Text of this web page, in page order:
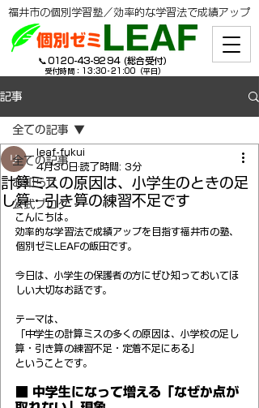
​福井市の個別学習塾／効率的な学習法で成績アップ
​📞 0120-43-9294(総合受付）
受付時間：13:30-21:00（平日）
記事
全ての記事
お知らせ
公式ブログ
全ての記事
計算ミスの原因は、小学生のときの足
し算・引き算の練習不足です
leaf-fukui
4月30日 読了時間: 3分
こんにちは。
効率的な学習法で成績アップを目指す福井市の塾、
個別ゼミLEAFの飯田です。
今日は、小学生の保護者の方にぜひ知っておいてほ
しい大切なお話です。
テーマは、
「中学生の計算ミスの多くの原因は、小学校の足し
算・引き算の練習不足・定着不足にある」
ということです。
■ 中学生になって増える「なぜか点が